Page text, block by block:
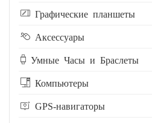
Графические планшеты
Аксессуары
Умные Часы и Браслеты
Компьютеры
GPS-навигаторы